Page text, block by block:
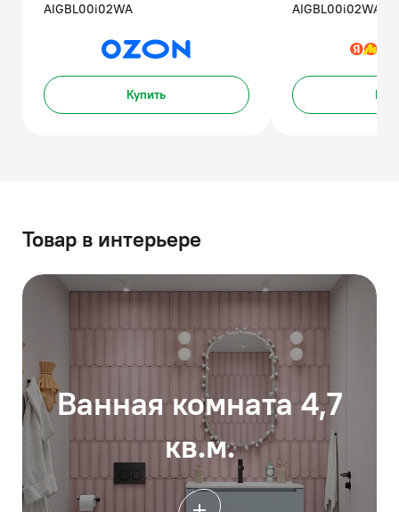
AIGBL00i02WA
Купить
AIGBL00i02WA
Товар в интерьере
Ванная комната 4,7
кв.м.